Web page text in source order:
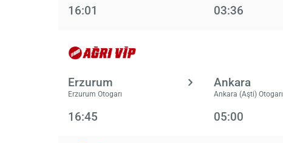
16:01 03:36
Erzurum
Erzurum Otogarı
Ankara
Ankara (Aşti) Otogarı
16:45 05:00